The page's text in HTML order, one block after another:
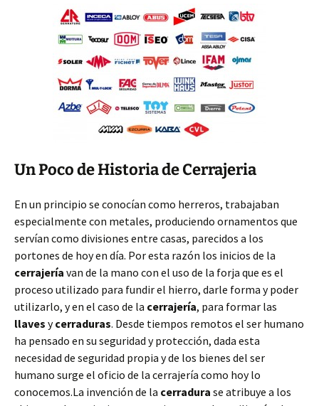
Un Poco de Historia de Cerrajeria
En un principio se conocían como herreros, trabajaban
especialmente con metales, produciendo ornamentos que
servían como divisiones entre casas, parecidos a los
portones de hoy en día. Por esta razón los inicios de la
cerrajería van de la mano con el uso de la forja que es el
proceso utilizado para fundir el hierro, darle forma y poder
utilizarlo, y en el caso de la cerrajería, para formar las
llaves ycerraduras. Desde tiempos remotos el ser humano
ha pensado en su seguridad y protección, dada esta
necesidad de seguridad propia y de los bienes del ser
humano surge el oficio de la cerrajería como hoy lo
conocemos.La invención de la cerradura se atribuye a los